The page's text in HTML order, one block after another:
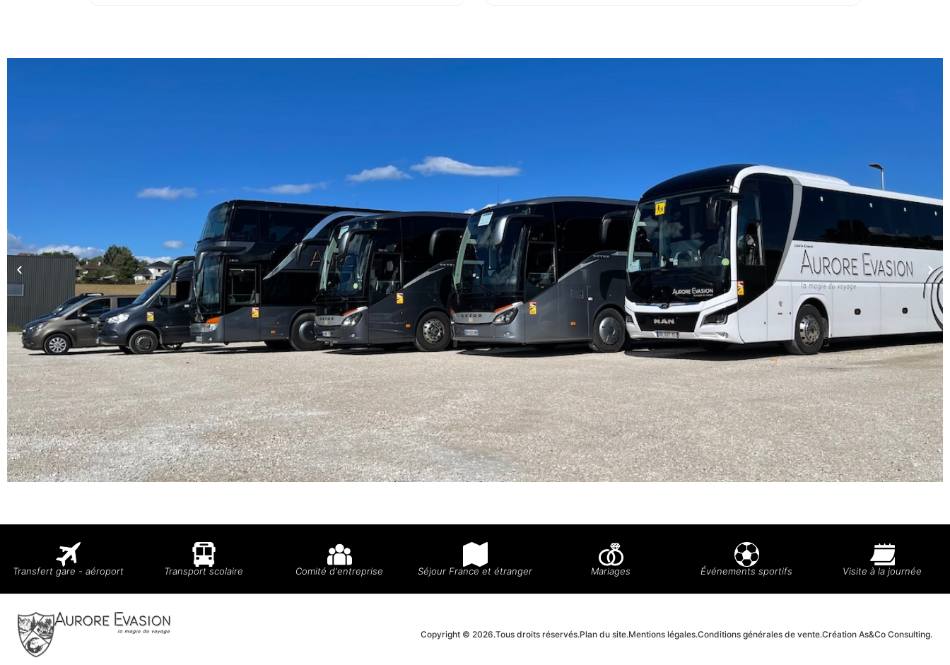
Transfert gare - aéroport Transport scolaire Comité d'entreprise Séjour France et étranger Mariages Événements sportifs Visite à la journée
Copyright © 2026.Tous droits réservés.Plan du site.Mentions légales.Conditions générales de vente.Création As&Co Consulting.